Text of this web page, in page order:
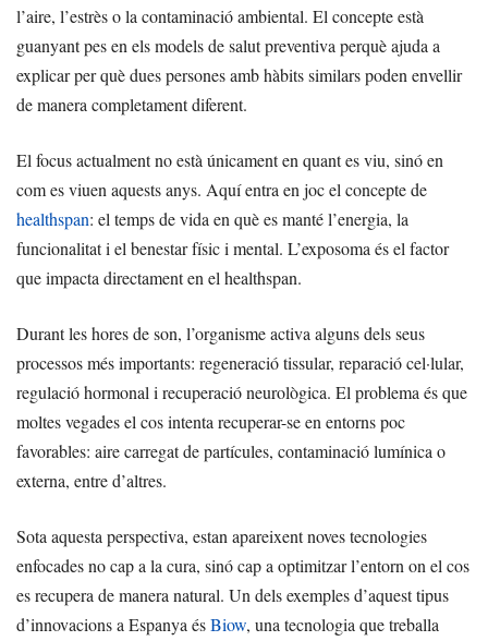
l’aire, l’estrès o la contaminació ambiental. El concepte està
guanyant pes en els models de salut preventiva perquè ajuda a
explicar per què dues persones amb hàbits similars poden envellir
de manera completament diferent.
El focus actualment no està únicament en quant es viu, sinó en
com es viuen aquests anys. Aquí entra en joc el concepte de
healthspan: el temps de vida en què es manté l’energia, la
funcionalitat i el benestar físic i mental. L’exposoma és el factor
que impacta directament en el healthspan.
Durant les hores de son, l’organisme activa alguns dels seus
processos més importants: regeneració tissular, reparació cel·lular,
regulació hormonal i recuperació neurològica. El problema és que
moltes vegades el cos intenta recuperar-se en entorns poc
favorables: aire carregat de partícules, contaminació lumínica o
externa, entre d’altres.
Sota aquesta perspectiva, estan apareixent noves tecnologies
enfocades no cap a la cura, sinó cap a optimitzar l’entorn on el cos
es recupera de manera natural. Un dels exemples d’aquest tipus
d’innovacions a Espanya ésBiow, una tecnologia que treballa